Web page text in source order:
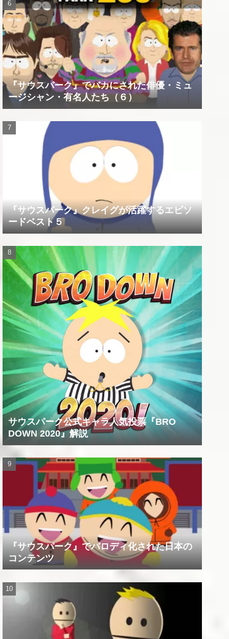
『サウスパーク』でバカにされた俳優・ミュ
ージシャン・有名人たち（６）
『サウスパーク』クレイグが活躍するエピソ
ードベスト５
サウスパーク公式キャラ人気投票『BRO
DOWN 2020』解説
『サウスパーク』でパロディ化された日本の
コンテンツ